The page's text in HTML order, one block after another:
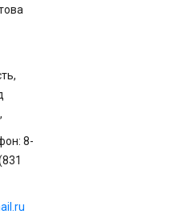
8-